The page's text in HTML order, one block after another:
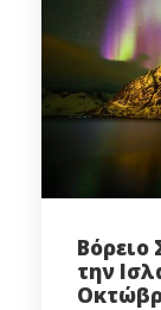
Βόρειο
την